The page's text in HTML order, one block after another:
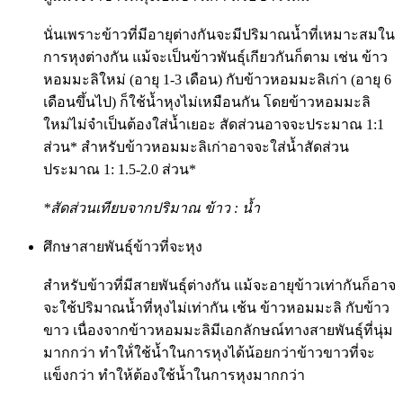
นั่นเพราะข้าวที่มีอายุต่างกันจะมีปริมาณน้ำที่เหมาะสมใน
การหุงต่างกัน แม้จะเป็นข้าวพันธุ์เกียวกันก็ตาม เช่น ข้าว
หอมมะลิใหม่ (อายุ 1-3 เดือน) กับข้าวหอมมะลิเก่า (อายุ 6
เดือนขึ้นไป) ก็ใช้น้ำหุงไม่เหมือนกัน โดยข้าวหอมมะลิ
ใหม่ไม่จำเป็นต้องใส่น้ำเยอะ สัดส่วนอาจจะประมาณ 1:1
ส่วน* สำหรับข้าวหอมมะลิเก่าอาจจะใส่น้ำสัดส่วน
ประมาณ 1: 1.5-2.0 ส่วน*
*สัดส่วนเทียบจากปริมาณ ข้าว : น้ำ
ศึกษาสายพันธุ์ข้าวที่จะหุง
สำหรับข้าวที่มีสายพันธุ์ต่างกัน แม้จะอายุข้าวเท่ากันก็อาจ
จะใช้ปริมาณน้ำที่หุงไม่เท่ากัน เช้น ข้าวหอมมะลิ กับข้าว
ขาว เนื่องจากข้าวหอมมะลิมีเอกลักษณ์ทางสายพันธุ์ที่นุ่ม
มากกว่า ทำให้่ใช้น้ำในการหุงได้น้อยกว่าข้าวขาวที่จะ
แข็งกว่า ทำให้ต้องใช้น้ำในการหุงมากกว่า